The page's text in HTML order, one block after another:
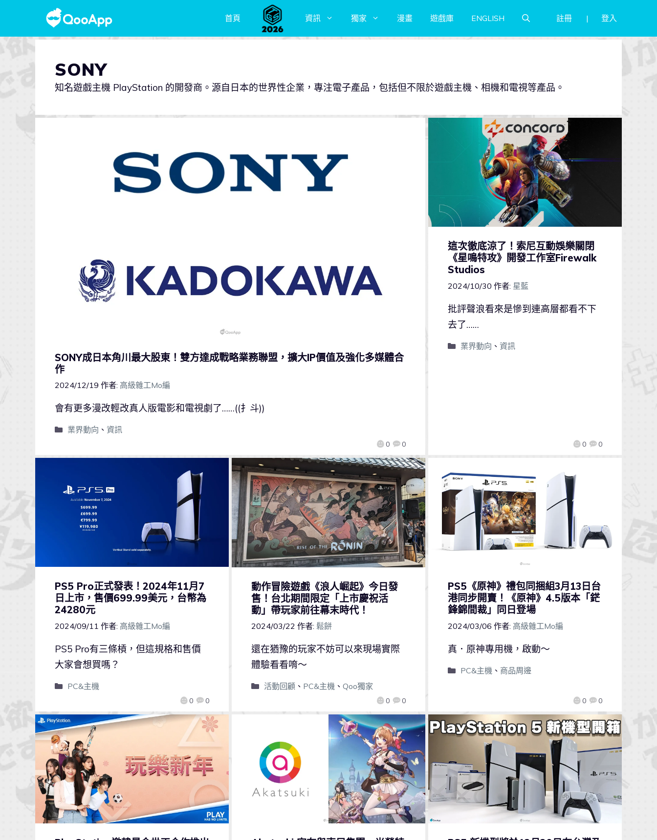
首頁 資訊 獨家 漫畫 遊戲庫 ENGLISH 註冊 登入
SONY
知名遊戲主機 PlayStation 的開發商。源自日本的世界性企業，專注電子產品，包括但不限於遊戲主機、相機和電視等產品。
SONY成日本角川最大股東！雙方達成戰略業務聯盟，擴大IP價值及強化多媒體合
作
2024/12/19 作者: 高級雜工Mo編
0 0
會有更多漫改輕改真人版電影和電視劇了……((扌斗))
業界動向 、 資訊
這次徹底涼了！索尼互動娛樂關閉
《星鳴特攻》開發工作室Firewalk
Studios
2024/10/30 作者: 星藍
0 0
批評聲浪看來是慘到連高層都看不下
去了……
業界動向 、 資訊
PS5 Pro正式發表！2024年11月7
日上市，售價699.99美元，台幣為
24280元
2024/09/11 作者: 高級雜工Mo編
0 0
PS5 Pro有三條槓，但這規格和售價
大家會想買嗎？
PC&主機
動作冒險遊戲《浪人崛起》今日發
售！台北期間限定「上市慶祝活
動」帶玩家前往幕末時代！
2024/03/22 作者: 鬆餅
0 0
還在猶豫的玩家不妨可以來現場實際
體驗看看唷～
活動回顧、 PC&主機 、 Qoo獨家
PS5《原神》禮包同捆組3月13日台
港同步開賣！《原神》4.5版本「鋩
鋒錦間裁」同日登場
2024/03/06 作者: 高級雜工Mo編
0 0
真．原神專用機，啟動～
PC&主機 、 商品周邊